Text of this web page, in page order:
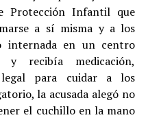
Protección Infantil que
a sí misma y a los
internada en un centro
y recibía medicación,
para cuidar a los
la acusada alegó no
el cuchillo en la mano